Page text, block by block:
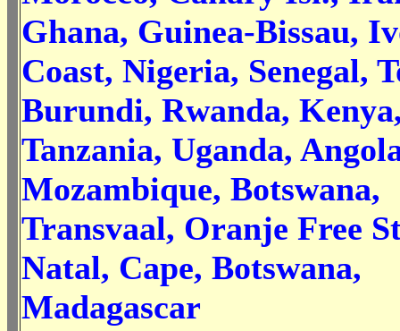
Ghana, Guinea-Bissau,
Coast, Nigeria, Senegal,
Burundi, Rwanda,
Tanzania, Uganda,
Mozambique, Botswana,
Transvaal, Oranje Free
Natal, Cape, Botswana,
Madagascar